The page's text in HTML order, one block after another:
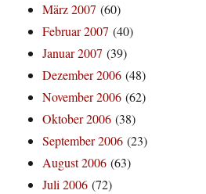
März 2007 (60)
Februar 2007 (40)
Januar 2007 (39)
Dezember 2006 (48)
November 2006 (62)
Oktober 2006 (38)
September 2006 (23)
August 2006 (63)
Juli 2006 (72)